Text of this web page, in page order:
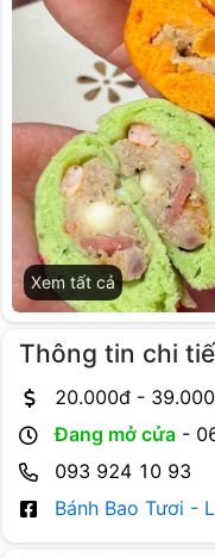
Xem tất cả
Thông tin chi
20.000đ - 39.000
Đang mở cửa -
093 924 10 93
Bánh Bao Tươi -